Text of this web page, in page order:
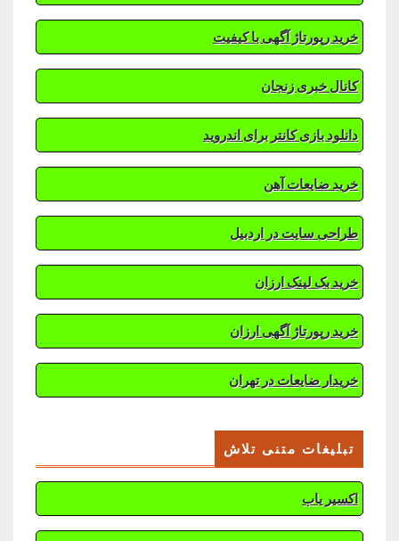
خرید رپورتاژ آگهی با کیفیت
کانال خبری زنجان
دانلود بازی کانتر برای اندروید
خرید ضایعات آهن
طراحی سایت در اردبیل
خرید بک لینک ارزان
خرید رپورتاژ آگهی ارزان
خریدار ضایعات در تهران
تبلیغات متنی تلاش
اکسیر یاب